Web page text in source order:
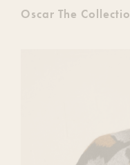
Oscar The